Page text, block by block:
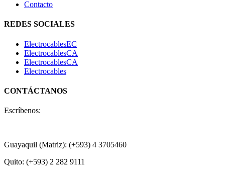
Contacto
REDES SOCIALES
ElectrocablesEC
ElectrocablesCA
ElectrocablesCA
Electrocables
CONTÁCTANOS
Escríbenos:
Guayaquil (Matriz): (+593) 4 3705460
Quito: (+593) 2 282 9111